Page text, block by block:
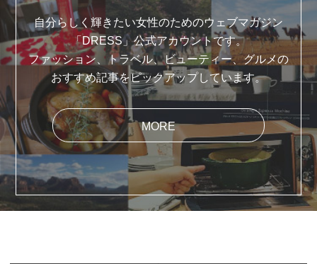
自分らしく輝きたい女性のためのウェブマガジン
「DRESS」公式アカウントです。
ファッション、トラベル、ビューティー、グルメの
おすすめ記事をピックアップしています。
MORE